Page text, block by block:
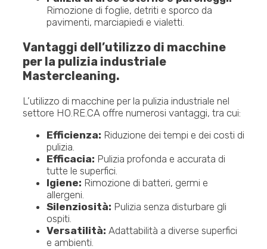
Rimozione di foglie, detriti e sporco da
pavimenti, marciapiedi e vialetti.
Vantaggi dell’utilizzo di macchine
per la pulizia industriale
Mastercleaning.
L’utilizzo di macchine per la pulizia industriale nel
settore HO.RE.CA offre numerosi vantaggi, tra cui:
Efficienza: Riduzione dei tempi e dei costi di
pulizia.
Efficacia: Pulizia profonda e accurata di
tutte le superfici.
Igiene: Rimozione di batteri, germi e
allergeni.
Silenziosità: Pulizia senza disturbare gli
ospiti.
Versatilità: Adattabilità a diverse superfici
e ambienti.